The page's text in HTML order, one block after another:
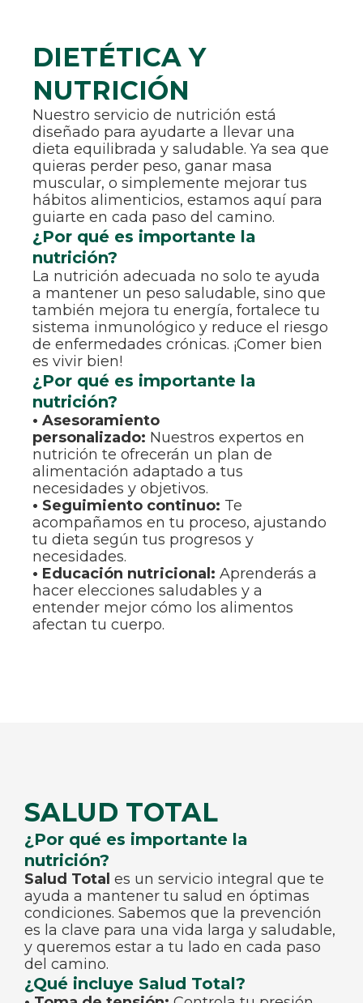
DIETÉTICA Y
NUTRICIÓN
Nuestro servicio de nutrición está
diseñado para ayudarte a llevar una
dieta equilibrada y saludable. Ya sea que
quieras perder peso, ganar masa
muscular, o simplemente mejorar tus
hábitos alimenticios, estamos aquí para
guiarte en cada paso del camino.
¿Por qué es importante la
nutrición?
La nutrición adecuada no solo te ayuda
a mantener un peso saludable, sino que
también mejora tu energía, fortalece tu
sistema inmunológico y reduce el riesgo
de enfermedades crónicas. ¡Comer bien
es vivir bien!
¿Por qué es importante la
nutrición?
• Asesoramiento
personalizado: Nuestros expertos en
nutrición te ofrecerán un plan de
alimentación adaptado a tus
necesidades y objetivos.
• Seguimiento continuo: Te
acompañamos en tu proceso, ajustando
tu dieta según tus progresos y
necesidades.
• Educación nutricional: Aprenderás a
hacer elecciones saludables y a
entender mejor cómo los alimentos
afectan tu cuerpo.
SALUD TOTAL
¿Por qué es importante la
nutrición?
Salud Total es un servicio integral que te
ayuda a mantener tu salud en óptimas
condiciones. Sabemos que la prevención
es la clave para una vida larga y saludable,
y queremos estar a tu lado en cada paso
del camino.
¿Qué incluye Salud Total?